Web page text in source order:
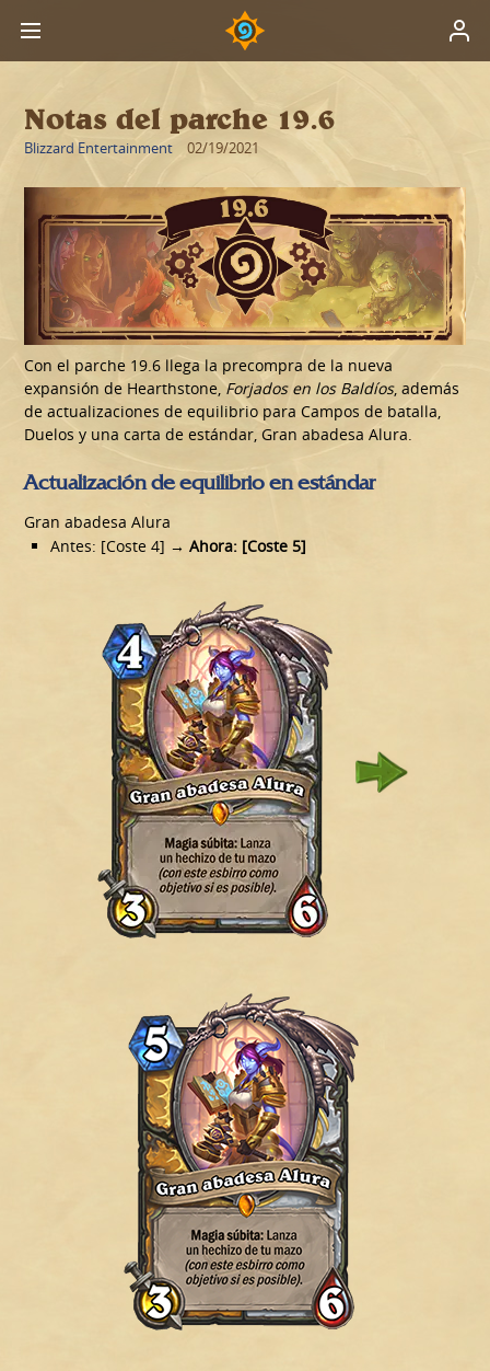
Notas del parche 19.6
Blizzard Entertainment 02/19/2021
Con el parche 19.6 llega la precompra de la nueva
expansión de Hearthstone,Forjados en los Baldíos, además
de actualizaciones de equilibrio para Campos de batalla,
Duelos y una carta de estándar, Gran abadesa Alura.
Actualización de equilibrio en estándar
Gran abadesa Alura
Antes: [Coste 4] → Ahora: [Coste 5]